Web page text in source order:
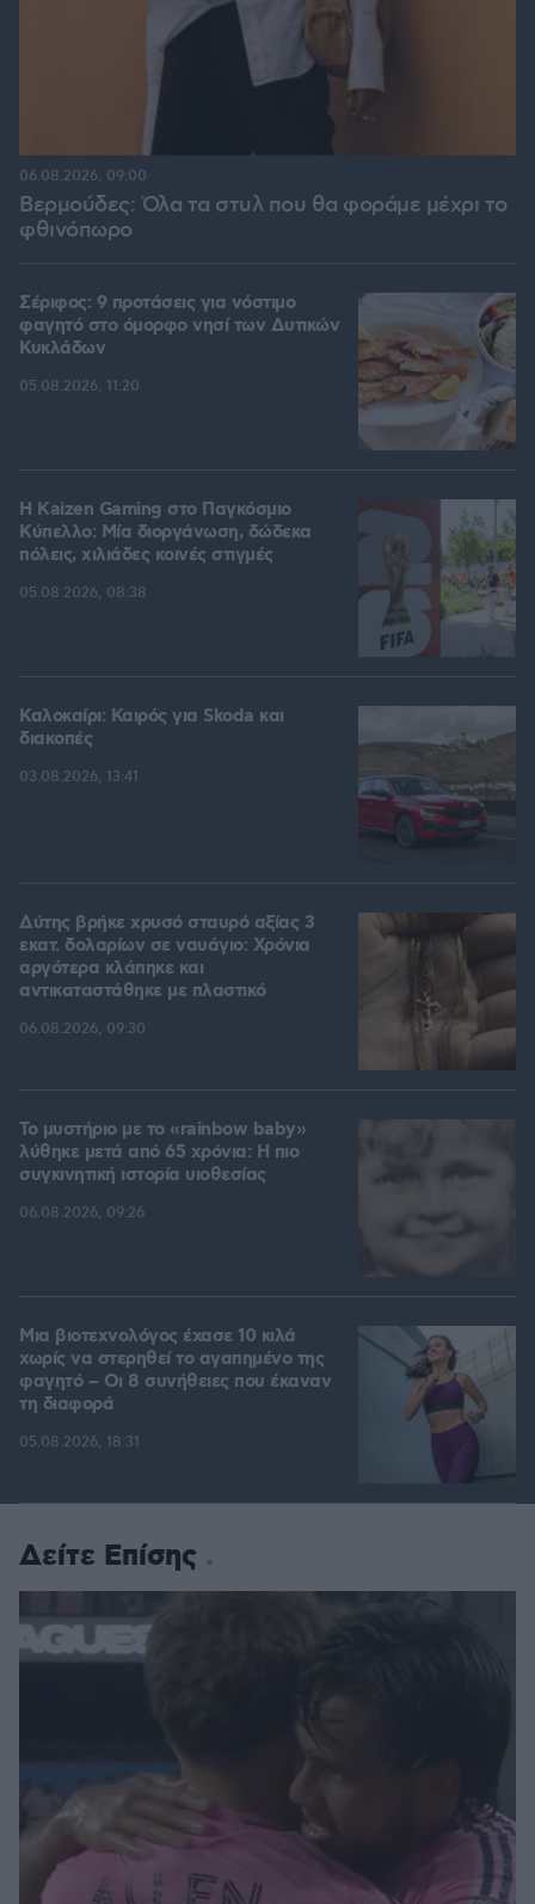
Βερμούδες: Όλα τα στυλ που θα φοράμε μέχρι το
φθινόπωρο
06.08.2026, 09:00
Σέριφος: 9 προτάσεις για νόστιμο
φαγητό στο όμορφο νησί των Δυτικών
Κυκλάδων
05.08.2026, 11:20
H Kaizen Gaming στο Παγκόσμιο
Kύπελλο: Μία διοργάνωση, δώδεκα
πόλεις, χιλιάδες κοινές στιγμές
05.08.2026, 08:38
Καλοκαίρι: Καιρός για Skoda και
διακοπές
03.08.2026, 13:41
Δύτης βρήκε χρυσό σταυρό αξίας 3
εκατ. δολαρίων σε ναυάγιο: Χρόνια
αργότερα κλάπηκε και
αντικαταστάθηκε με πλαστικό
06.08.2026, 09:30
Το μυστήριο με το «rainbow baby»
λύθηκε μετά από 65 χρόνια: Η πιο
συγκινητική ιστορία υιοθεσίας
06.08.2026, 09:26
Μια βιοτεχνολόγος έχασε 10 κιλά
χωρίς να στερηθεί το αγαπημένο της
φαγητό – Οι 8 συνήθειες που έκαναν
τη διαφορά
05.08.2026, 18:31
Δείτε Επίσης